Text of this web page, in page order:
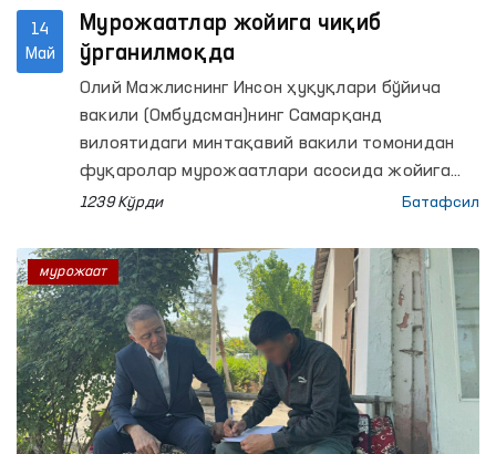
14
Май
Мурожаатлар жойига чиқиб
ўрганилмоқда
Олий Мажлиснинг Инсон ҳуқуқлари бўйича
вакили (Омбудсман)нинг Самарқанд
вилоятидаги минтақавий вакили томонидан
фуқаролар мурожаатлари асосида жойига
чиқиб ўрганиш ишлари олиб борилди.
1239 Кўрди Батафсил
мурожаат